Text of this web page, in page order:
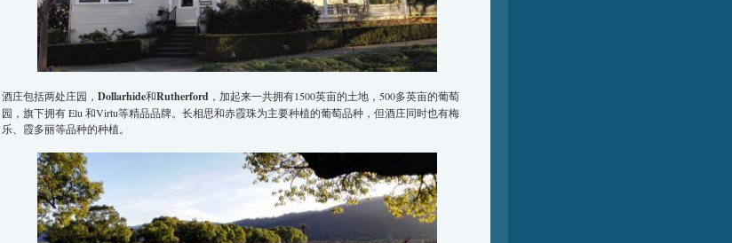
酒庄包括两处庄园， Dollarhide和Rutherford ，加起来一共拥有1500英亩的土地，500多英亩的葡萄
园，旗下拥有 Elu 和Virtu等精品品牌。长相思和赤霞珠为主要种植的葡萄品种，但酒庄同时也有梅
乐、霞多丽等品种的种植。